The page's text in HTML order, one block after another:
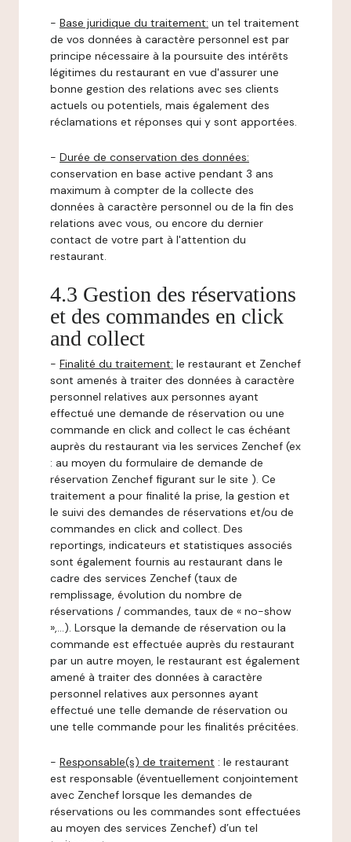
- Base juridique du traitement: un tel traitement
de vos données à caractère personnel est par
principe nécessaire à la poursuite des intérêts
légitimes du restaurant en vue d'assurer une
bonne gestion des relations avec ses clients
actuels ou potentiels, mais également des
réclamations et réponses qui y sont apportées.
- Durée de conservation des données:
conservation en base active pendant 3 ans
maximum à compter de la collecte des
données à caractère personnel ou de la fin des
relations avec vous, ou encore du dernier
contact de votre part à l'attention du
restaurant.
4.3 Gestion des réservations
et des commandes en click
and collect
- Finalité du traitement: le restaurant et Zenchef
sont amenés à traiter des données à caractère
personnel relatives aux personnes ayant
effectué une demande de réservation ou une
commande en click and collect le cas échéant
auprès du restaurant via les services Zenchef (ex
: au moyen du formulaire de demande de
réservation Zenchef figurant sur le site ). Ce
traitement a pour finalité la prise, la gestion et
le suivi des demandes de réservations et/ou de
commandes en click and collect. Des
reportings, indicateurs et statistiques associés
sont également fournis au restaurant dans le
cadre des services Zenchef (taux de
remplissage, évolution du nombre de
réservations / commandes, taux de « no-show
»,…). Lorsque la demande de réservation ou la
commande est effectuée auprès du restaurant
par un autre moyen, le restaurant est également
amené à traiter des données à caractère
personnel relatives aux personnes ayant
effectué une telle demande de réservation ou
une telle commande pour les finalités précitées.
- Responsable(s) de traitement : le restaurant
est responsable (éventuellement conjointement
avec Zenchef lorsque les demandes de
réservations ou les commandes sont effectuées
au moyen des services Zenchef) d’un tel